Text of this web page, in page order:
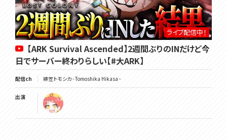
ライブ配信中！
【ARK Survival Ascended】2週間ぶりのINだけど今
日でサーバー終わりらしい【#大ARK】
配信ch 緋笠トモシカ - Tomoshika Hikasa -
出演